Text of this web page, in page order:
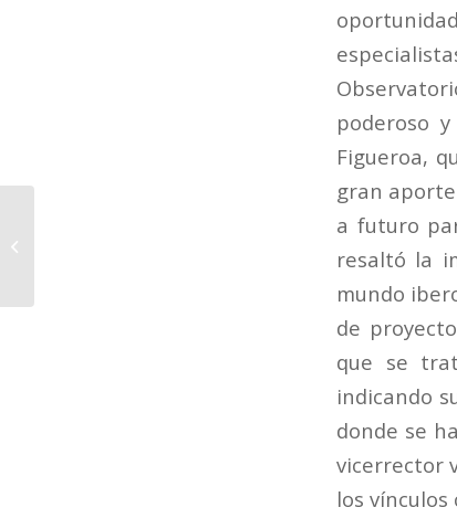
poderoso
Figueroa,
gran
a futuro
resaltó la
mundo
de
que se
indicando
donde se
vicerrector
los